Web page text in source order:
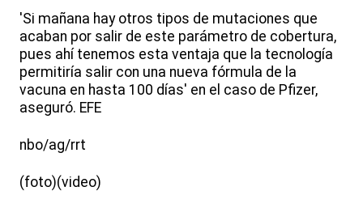
'Si mañana hay otros tipos de mutaciones que
acaban por salir de este parámetro de cobertura,
pues ahí tenemos esta ventaja que la tecnología
permitiría salir con una nueva fórmula de la
vacuna en hasta 100 días' en el caso de Pfizer,
aseguró. EFE
nbo/ag/rrt
(foto)(video)